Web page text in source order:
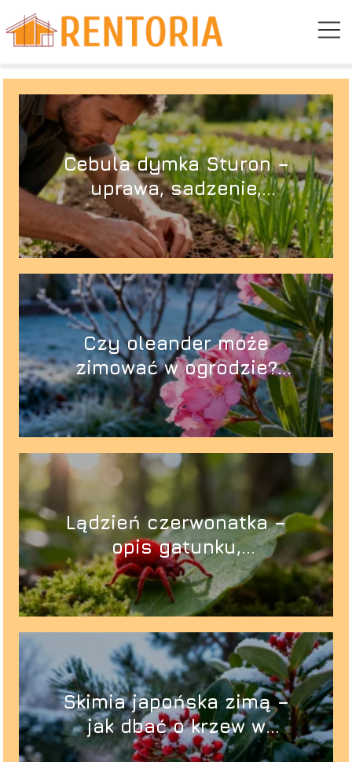
Cebula dymka Sturon –
uprawa, sadzenie,
pielęgnacja
Czy oleander może
zimować w ogrodzie?
Poradnik uprawy
Lądzień czerwonatka –
opis gatunku,
występowanie, ugryzienia
Skimia japońska zimą –
jak dbać o krzew w
ogrodzie?